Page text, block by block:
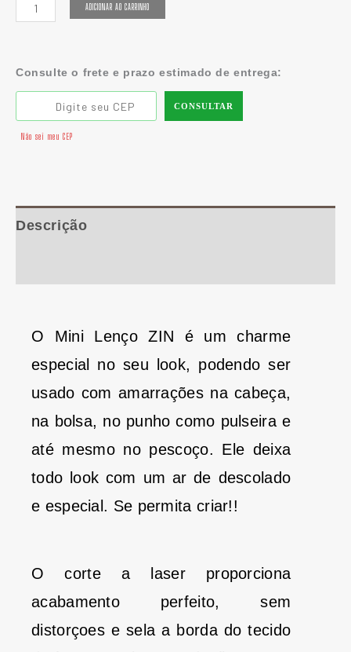
ADICIONAR AO CARRINHO
Consulte o frete e prazo estimado de entrega:
CONSULTAR
Não sei meu CEP
Descrição
O Mini Lenço ZIN é um charme
especial no seu look, podendo ser
usado com amarrações na cabeça,
na bolsa, no punho como pulseira e
até mesmo no pescoço. Ele deixa
todo look com um ar de descolado
e especial. Se permita criar!!
O corte a laser proporciona
acabamento perfeito, sem
distorçoes e sela a borda do tecido